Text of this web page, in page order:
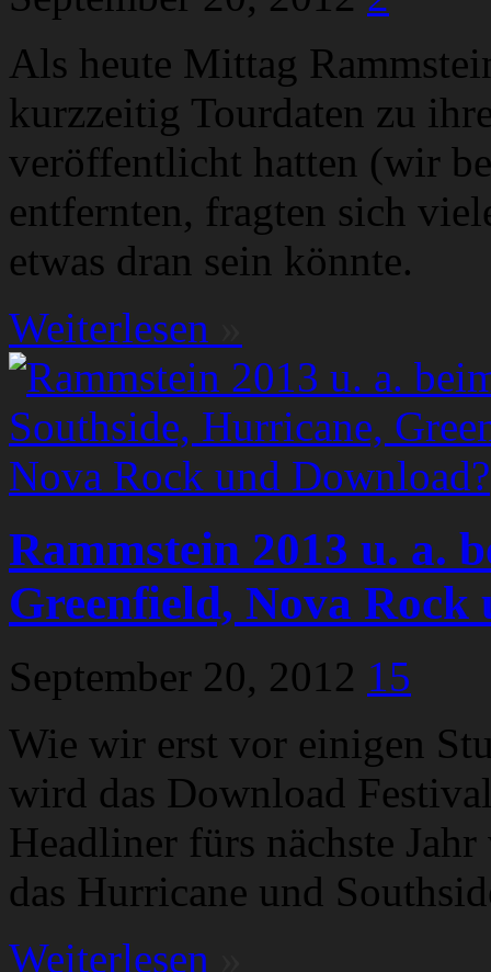
Als heute Mittag
kurzzeitig Tourdaten zu
veröffentlicht hatten (wir
entfernten, fragten sich
etwas dran sein könnte.
Weiterlesen
Rammstein 2013 u. a.
Greenfield, Nova Rock
September 20, 2012 15
Wie wir erst vor einigen
wird das Download
Headliner fürs nächste
das Hurricane und
Weiterlesen